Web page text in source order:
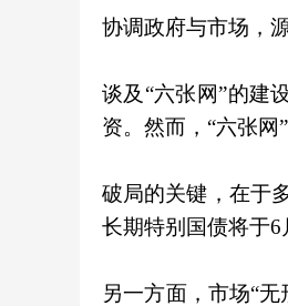
协调政府与市场，
谈及“六张网”的建
资。然而，“六张网
破局的关键，在于
长期特别国债将于6
另一方面，市场“